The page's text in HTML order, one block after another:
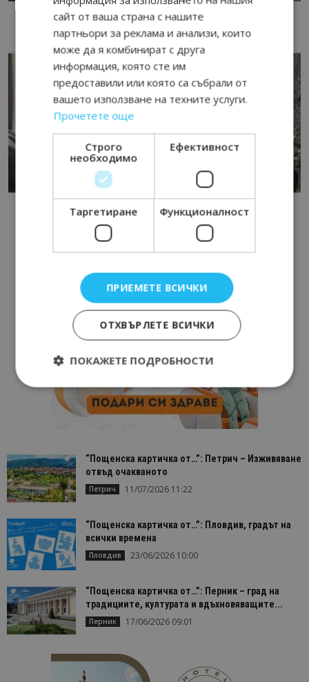
“Пощенска картичка от…”: Петрич – Изживяване
отвъд очакваното
Петрич 11/07/2026 11:22
“Пощенска картичка от…”: Пловдив, градът на
всички времена
Пловдив 23/06/2026 10:00
“Пощенска картичка от…”: Перник – град на
традициите, културата и вдъхновяващите...
Перник 17/06/2026 09:01
сайт от ваша страна с нашите
партньори за реклама и анализи, които
може да я комбинират с друга
информация, която сте им
предоставили или която са събрали от
вашето използване на техните услуги.
Прочетете още
Строго
необходимо
Ефективност
Таргетиране Функционалност
ПРИЕМЕТЕ ВСИЧКИ
ОТХВЪРЛЕТЕ ВСИЧКИ
ПОКАЖЕТЕ ПОДРОБНОСТИ
Строго необходимо
Ефективност
Строго необходимите бисквитки позволяват
основната функционалност на уебсайта, като
потребителско влизане и управление на
акаунта. Уебсайтът не може да се използва
правилно без строго необходими бисквитки.
Име
Доставчик /
Валиден
cookie_notice_accepted
lisandraramos.com